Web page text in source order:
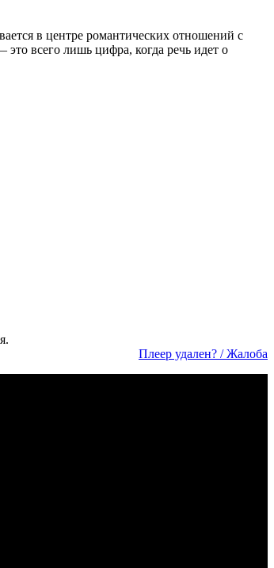
в центре романтических отношений с
это всего лишь цифра, когда речь идет о
Пле­ер уда­лен? / Жа­ло­ба